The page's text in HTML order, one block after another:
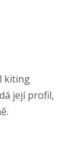
kiting
její profil,